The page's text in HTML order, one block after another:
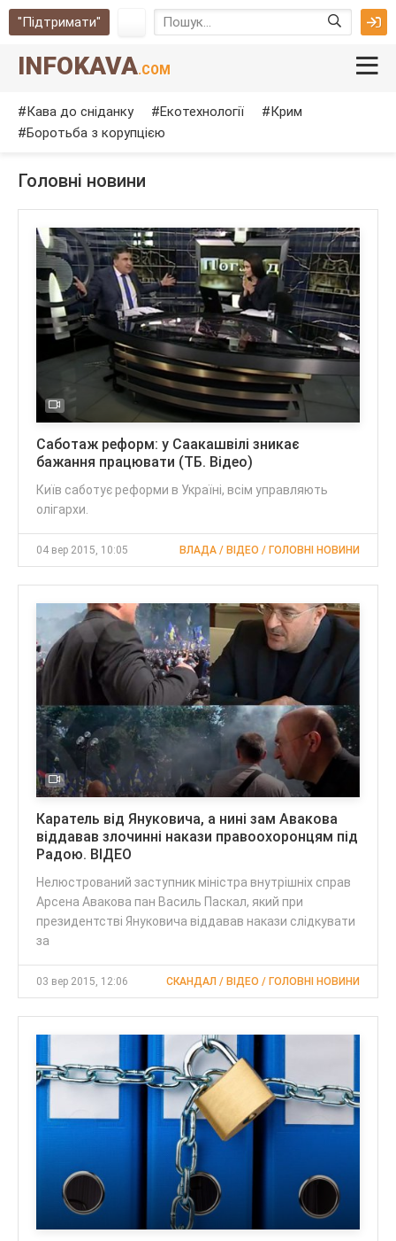
"Підтримати"
INFOKAVA.COM
Кава до сніданку Екотехнології
Крим
Боротьба з корупцією
Головні новини
Саботаж реформ: у Саакашвілі зникає
бажання працювати (ТБ. Відео)
Київ саботує реформи в Україні, всім управляють
олігархи.
04 вер 2015, 10:05 ВЛАДА / ВІДЕО / ГОЛОВНІ НОВИНИ
Каратель від Януковича, а нині зам Авакова
віддавав злочинні накази правоохоронцям під
Радою. ВІДЕО
Нелюстрований заступник міністра внутрішніх справ
Арсена Авакова пан Василь Паскал, який при
президентстві Януковича віддавав накази слідкувати
за
03 вер 2015, 12:06 СКАНДАЛ / ВІДЕО / ГОЛОВНІ НОВИНИ